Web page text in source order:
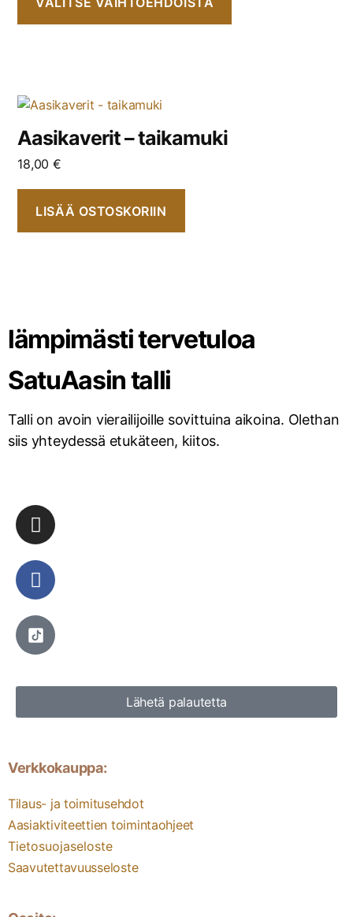
Aasikaverit – taikamuki
18,00 €
LISÄÄ OSTOSKORIIN
lämpimästi tervetuloa
SatuAasin talli
Talli on avoin vierailijoille sovittuina aikoina. Olethan
siis yhteydessä etukäteen, kiitos.
Lähetä palautetta
Verkkokauppa:
Tilaus- ja toimitusehdot
Aasiaktiviteettien toimintaohjeet
Tietosuojaseloste
Saavutettavuusseloste